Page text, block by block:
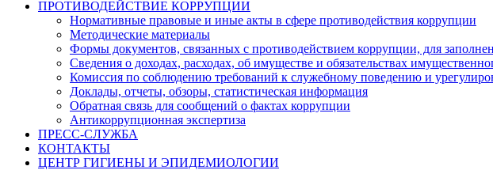
ПРОТИВОДЕЙСТВИЕ КОРРУПЦИИ
Нормативные правовые и иные акты в сфере противодействия коррупции
Методические материалы
Формы документов, связанных с противодействием коррупции, для
Сведения о доходах, расходах, об имуществе и обязательствах
Комиссия по соблюдению требований к служебному поведению и
Доклады, отчеты, обзоры, статистическая информация
Обратная связь для сообщений о фактах коррупции
Антикоррупционная экспертиза
ПРЕСС-СЛУЖБА
КОНТАКТЫ
ЦЕНТР ГИГИЕНЫ И ЭПИДЕМИОЛОГИИ